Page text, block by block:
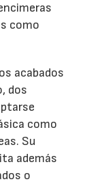
como
acabados
dos
como
Su
además
o